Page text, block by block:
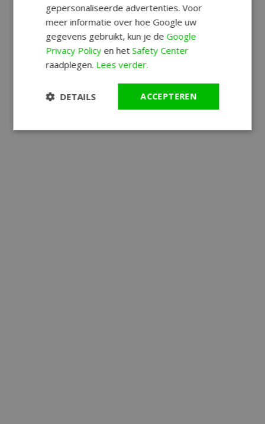
gepersonaliseerde advertenties. Voor
meer informatie over hoe Google uw
gegevens gebruikt, kun je deGoogle
Privacy Policyen hetSafety Center
raadplegen. Lees verder.
ACCEPTEREN
DETAILS